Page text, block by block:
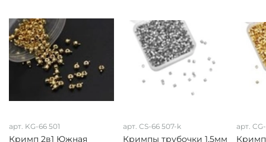
арт. KG-66 501
Кримп 2в1 Южная
арт. CS-66 507-k
Кримпы трубочки 1,5мм
арт.